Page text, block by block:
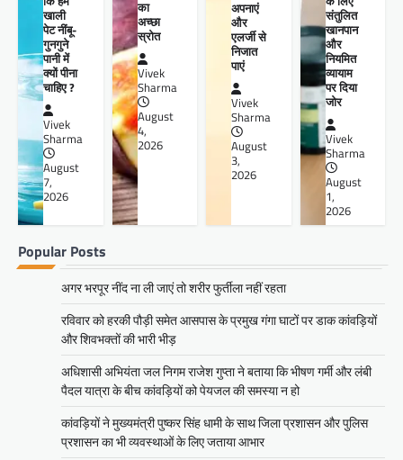
खाली
पेट नींबू-
गुनगुने
पानी में
क्यों पीना
चाहिए ?
Vivek
Sharma
August
7,
2026
का
अच्छा
स्रोत
Vivek
Sharma
August
4,
2026
अपनाएं
और
एलर्जी से
निजात
पाएं
Vivek
Sharma
August
3,
2026
संतुलित
खानपान
और
नियमित
व्यायाम
पर दिया
जोर
Vivek
Sharma
August
1,
2026
Popular Posts
अगर भरपूर नींद ना ली जाएं तो शरीर फुर्तीला नहीं रहता
रविवार को हरकी पौड़ी समेत आसपास के प्रमुख गंगा घाटों पर डाक कांवड़ियों
और शिवभक्तों की भारी भीड़
अधिशासी अभियंता जल निगम राजेश गुप्ता ने बताया कि भीषण गर्मी और लंबी
पैदल यात्रा के बीच कांवड़ियों को पेयजल की समस्या न हो
कांवड़ियों ने मुख्यमंत्री पुष्कर सिंह धामी के साथ जिला प्रशासन और पुलिस
प्रशासन का भी व्यवस्थाओं के लिए जताया आभार